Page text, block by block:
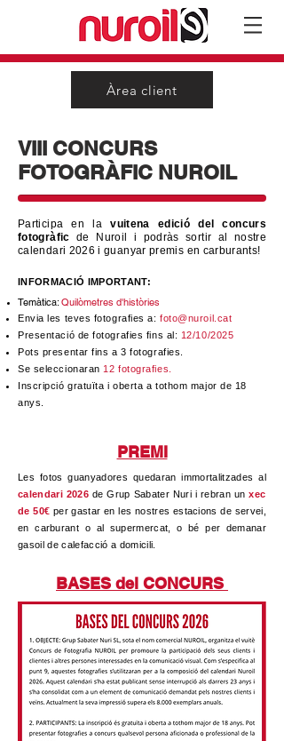
Àrea client
VIII CONCURS
FOTOGRÀFIC NUROIL
Participa en lavuitena edició del concurs
fotogràfic de Nuroil i podràs sortir al nostre
calendari 2026 i guanyar premis en carburants!
INFORMACIÓ IMPORTANT:
Temàtica:Quilòmetres d'històries
Envia les teves fotografies a:foto@nuroil.cat
Presentació de fotografies fins al: 12/10/2025
Pots presentar fins a 3 fotografies.
Se seleccionaran 12 fotografies.
Inscripció gratuïta i oberta a tothom major de 18
anys.
PREMI
Les fotos guanyadores quedaran immortalitzades al
calendari 2026 de Grup Sabater Nuri i rebran unxec
de 50€ per gastar en les nostres estacions de servei,
en carburant o al supermercat, o bé per demanar
gasoil de calefacció a domicili.
BASES del CONCURS